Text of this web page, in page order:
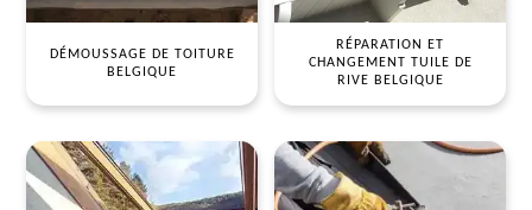
DÉMOUSSAGE DE TOITURE
BELGIQUE
RÉPARATION ET
CHANGEMENT TUILE DE
RIVE BELGIQUE